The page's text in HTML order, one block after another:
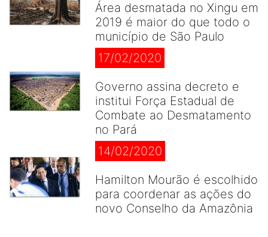
Área desmatada no Xingu em
2019 é maior do que todo o
município de São Paulo
17/02/2020
Governo assina decreto e
institui Força Estadual de
Combate ao Desmatamento
no Pará
14/02/2020
Hamilton Mourão é escolhido
para coordenar as ações do
novo Conselho da Amazônia